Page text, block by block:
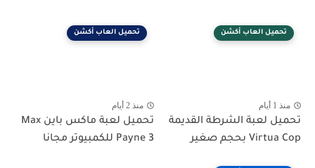
تحميل العاب أكشن
منذ 1 أيام
تحميل لعبة الشرطة القديمة
Virtua Cop بحجم صغير
تحميل العاب أكشن
منذ 2 أيام
تحميل لعبة ماكس باين Max
Payne 3 للكمبيوتر مجانا